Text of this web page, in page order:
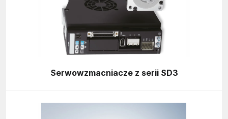
Serwowzmacniacze z serii SD3